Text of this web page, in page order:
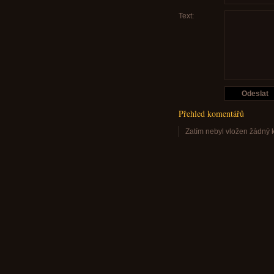
Text:
Přehled komentářů
Zatím nebyl vložen žádný